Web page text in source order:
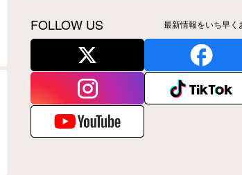
FOLLOW US 最新情報をいち早く